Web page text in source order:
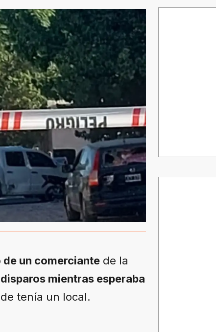
un comerciante de la
mientras esperaba
tenía un local.